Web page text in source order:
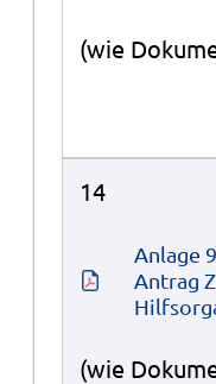
(wie
14
Anlage
Antrag
(wie